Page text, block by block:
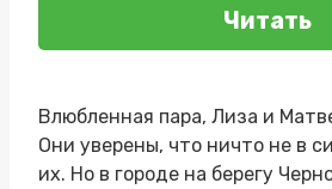
Читать
Влюбленная пара, Лиза и
Они уверены, что ничто не в
их. Но в городе на берегу